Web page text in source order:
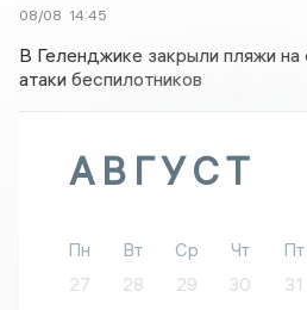
08/08 14:45
В Геленджике закрыли пляжи на
атаки беспилотников
АВГУСТ
Пн Вт Ср Чт Пт
27
28 29 30 31